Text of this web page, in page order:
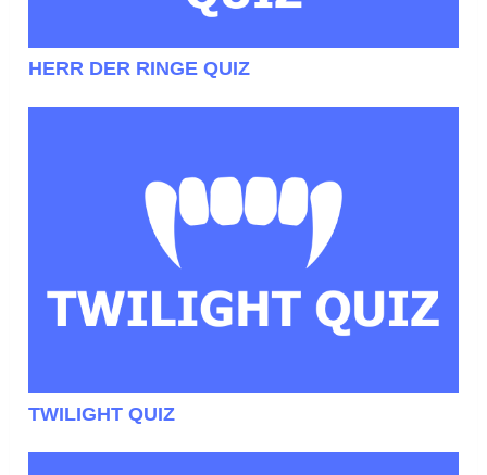
HERR DER RINGE QUIZ
TWILIGHT QUIZ